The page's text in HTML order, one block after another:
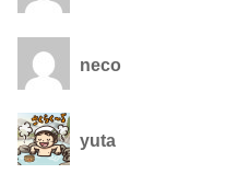
neco
yuta